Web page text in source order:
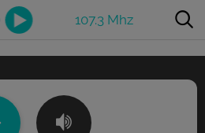
107.3 Mhz